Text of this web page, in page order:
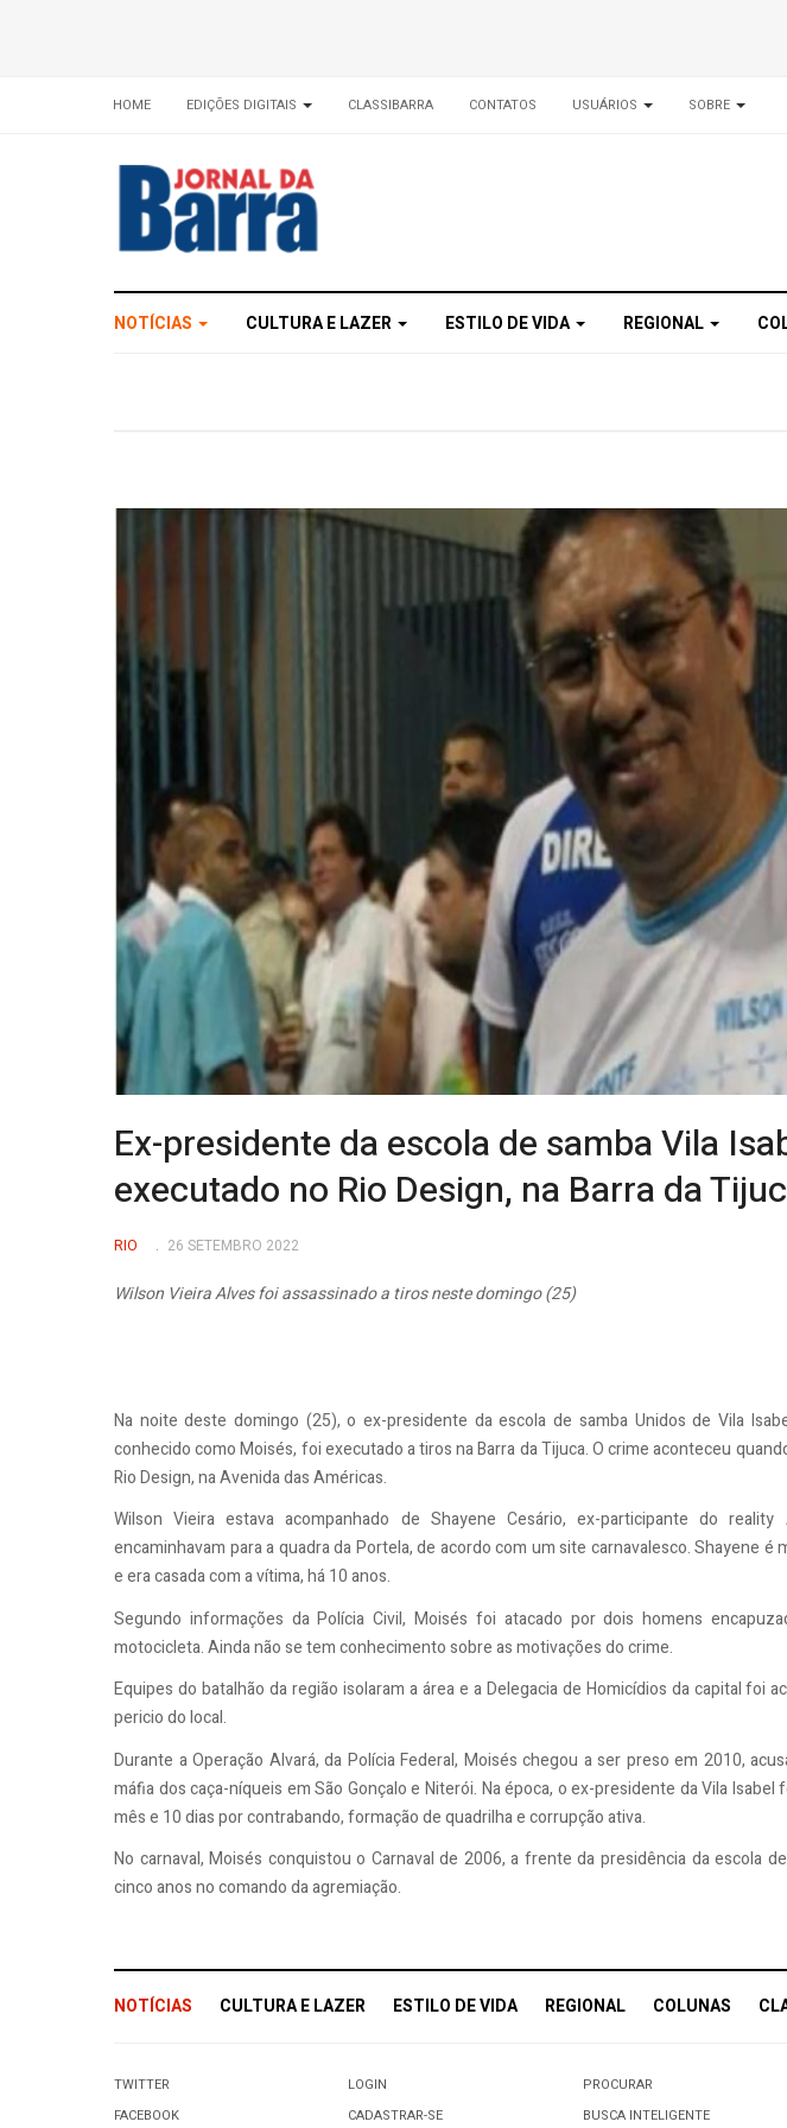
HOME EDIÇÕES DIGITAIS CLASSIBARRA CONTATOS USUÁRIOS SOBRE
NOTÍCIAS CULTURA E LAZER ESTILO DE VIDA REGIONAL
Ex-presidente da escola de samba Vila
executado no Rio Design, na Barra da
RIO 26 SETEMBRO 2022
Wilson Vieira Alves foi assassinado a tiros neste domingo (25)
Na noite deste domingo (25), o ex-presidente da escola de samba Unidos de Vila
conhecido como Moisés, foi executado a tiros na Barra da Tijuca. O crime aconteceu
Rio Design, na Avenida das Américas.
Wilson Vieira estava acompanhado de Shayene Cesário, ex-participante do
encaminhavam para a quadra da Portela, de acordo com um site carnavalesco. Shayene é
e era casada com a vítima, há 10 anos.
Segundo informações da Polícia Civil, Moisés foi atacado por dois homens
motocicleta. Ainda não se tem conhecimento sobre as motivações do crime.
Equipes do batalhão da região isolaram a área e a Delegacia de Homicídios da capital foi
pericio do local.
Durante a Operação Alvará, da Polícia Federal, Moisés chegou a ser preso em 2010,
máfia dos caça-níqueis em São Gonçalo e Niterói. Na época, o ex-presidente da Vila Isabel
mês e 10 dias por contrabando, formação de quadrilha e corrupção ativa.
No carnaval, Moisés conquistou o Carnaval de 2006, a frente da presidência da escola
cinco anos no comando da agremiação.
NOTÍCIAS CULTURA E LAZER ESTILO DE VIDA REGIONAL COLUNAS
TWITTER
FACEBOOK
LOGIN
CADASTRAR-SE
PROCURAR
BUSCA INTELIGENTE